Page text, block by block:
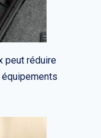
peut réduire